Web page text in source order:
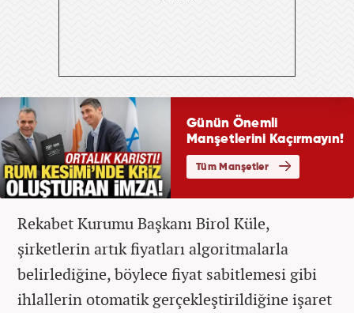
Rekabet Kurumu Başkanı Birol Küle,
şirketlerin artık fiyatları algoritmalarla
belirlediğine, böylece fiyat sabitlemesi gibi
ihlallerin otomatik gerçekleştirildiğine işaret